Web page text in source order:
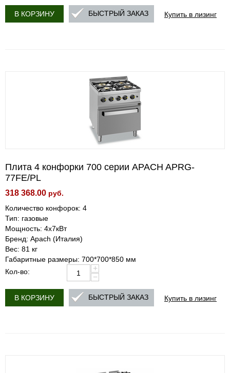
В КОРЗИНУ Купить в лизинг
БЫСТРЫЙ ЗАКАЗ
Плита 4 конфорки 700 серии APACH APRG-
77FE/PL
318 368.00 руб.
Количество конфорок: 4
Тип: газовые
Мощность: 4х7кВт
Бренд: Apach (Италия)
Вес: 81 кг
Габаритные размеры: 700*700*850 мм
Кол-во:
+
−
В КОРЗИНУ Купить в лизинг
БЫСТРЫЙ ЗАКАЗ